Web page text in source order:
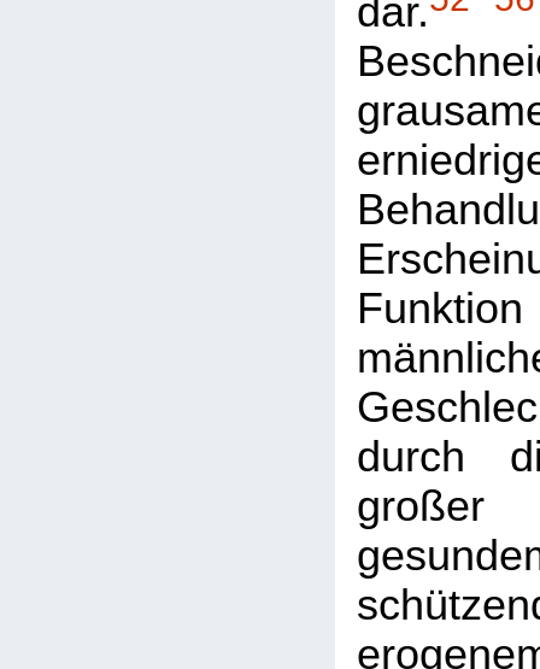
dar.
durch
großer